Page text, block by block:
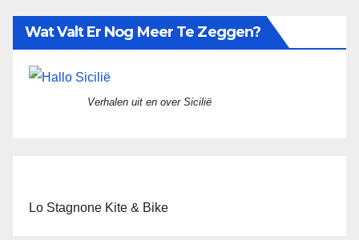
Wat Valt Er Nog Meer Te Zeggen?
Verhalen uit en over Sicilië
Lo Stagnone Kite & Bike